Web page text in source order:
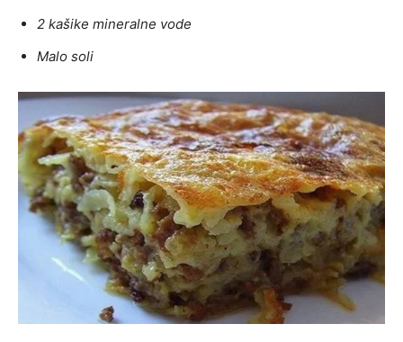
2 kašike mineralne vode
Malo soli